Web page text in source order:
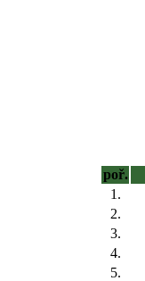
poř.
1.
2.
3.
4.
5.